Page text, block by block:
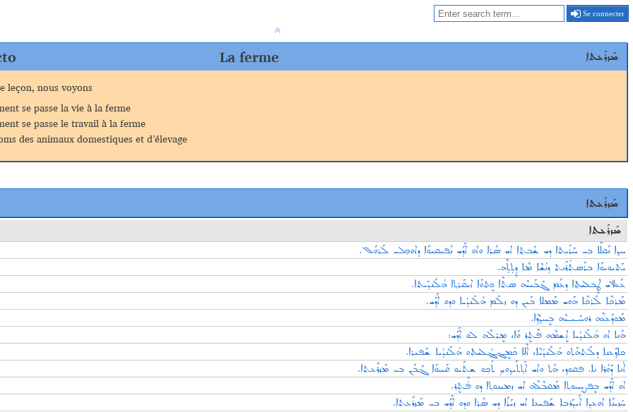
Se connecter
La ferme ܡܰܙܪܰܥܬܐ
leçon, nous voyons
se passe la vie à la ferme
se passe le travail à la ferme
des animaux domestiques et d’élevage
ܡܰܙܪܰܥܬܐ
ܡܰܙܪܰܥܬܐ
ܚܕ݂ܐ ܢܰܩܠܰܐ ܒܝ ܚܰܪܰܝܬܐ ܕܝ ܫܰܒܬ݂ܐ ܐܝ ܣܰܪܐ ܘܐܘ ܐܰܕܰܝ ܢܰܦܝܩܝܘܰܐ ܕܐܘܟ݂ܠܝ ܠܰܪܘܰܠ.
ܝܰܬܝܘܝܘܰܐ ܒܪܰܣܬܳܪܰܢܬ ܕܢܳܫܶܐ ܡܶܐ ܕܷܬܼܬܼܶܗ.
ܥܰܠ ܐܝ ܛܷܒܠܝܬ݂ܐ ܕܥܰܡ ܓܰܒܰܝܝܶܗ ܣܬܶܐ ܟܷܬܘܰܐ ܐܝܩܰܪܬ݂ܐ ܗܳܠܰܢܕܰܝܬܐ.
ܡܰܪܟܶܐ ܠܰܪܟܶܐ ܗܰܘܝ ܡܰܡܠܐ ܒܰܝܢ ܕܘ ܙܠܰܡ ܗܳܠܰܢܕܳܝܐ ܘܕܘ ܐܰܕܰܝ.
ܡܰܘܕ݂ܰܥܥܶܗ ܪܘܚܰـܝـܝܶܗ ܒܷܚܕ݂ܳܕ݂ܶܐ.
ܗܰܢܐ ܐܘ ܗܳܠܰܢܕܳܝܐ ܐܷܫܡܶܗ ܦ݁ܶܬܷܪ ܘܰܐ، ܡܷܪܠܶܗ ܠܘ ܐܰܕܰܝ:
ܟܐܕ݂ܰܥܢܐ ܕܠܰܬܗܰܬܘ ܗܳܠܰܢܕܳܝܶܐ، ܐܶܠܐ ܟܳܡܷܔܓ݂ܳܠܝܬܘ ܗܳܠܰܢܕܳܝܐ ܫܰܦܝܪܐ.
ܐܳܢܐ ܕܰܘܳܪܐ ܢܐ. ܦܩܘܕ݂، ܗܰܬ ܘܐܝ ܐܰܬ݂ܬܰܝܕ݂ܘܟ݂ ܬܳܟ݂ܘ ܫܬܰܝܘ ܩܰܚܘܰܐ ܓܰܒܰܢ ܒܝ ܡܰܙܪܰܥܬܐ.
ܐܘ ܐܰܕܰܝ ܒܷܦܨܝܚܘܬ݂ܐ ܡܰܩܒܶܠܶܗ ܐܝ ܙܡܝܢܘܬ݂ܐ ܕܘ ܦܿܶܬܷܪ.
ܚܳܙܝܢܰܐ ܐܘܥܕܐ ܐܰܝܕܰܪܒܐ ܫܰܦܝܥܐ ܐܝ ܙܝܰܪܰܐ ܕܝ ܣܰܪܐ ܘܕܘ ܐܰܕܰܝ ܒܝ ܡܰܙܪܰܥܬܐ.